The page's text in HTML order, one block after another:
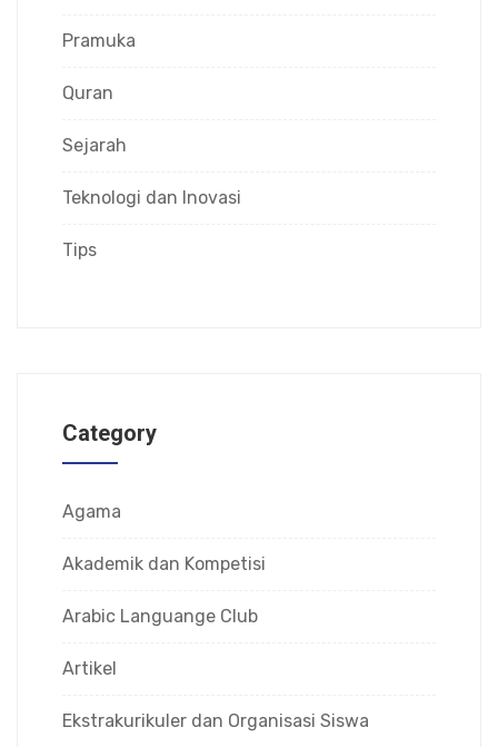
Pramuka
Quran
Sejarah
Teknologi dan Inovasi
Tips
Category
Agama
Akademik dan Kompetisi
Arabic Languange Club
Artikel
Ekstrakurikuler dan Organisasi Siswa